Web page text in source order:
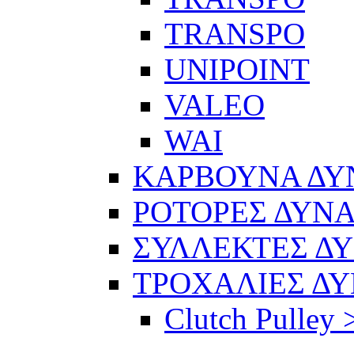
TRANSPO
UNIPOINT
VALEO
WAI
ΚΑΡΒΟΥΝΑ
ΡΟΤΟΡΕΣ
ΣΥΛΛΕΚΤΕΣ
ΤΡΟΧΑΛΙΕΣ
Clutch Pulley